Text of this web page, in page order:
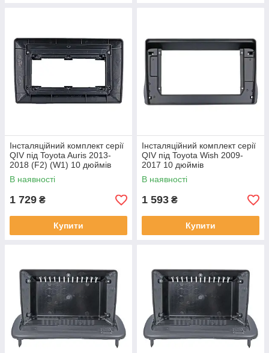
Інсталяційний комплект серії
QIV під Toyota Auris 2013-
2018 (F2) (W1) 10 дюймів
В наявності
1 729 ₴
Купити
Інсталяційний комплект серії
QIV під Toyota Wish 2009-
2017 10 дюймів
В наявності
1 593 ₴
Купити